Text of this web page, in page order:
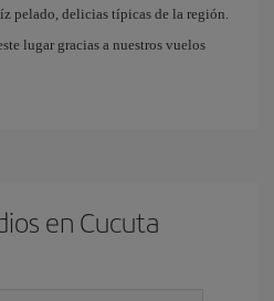
pelado, delicias típicas de la región.
lugar gracias a nuestros vuelos
en Cucuta